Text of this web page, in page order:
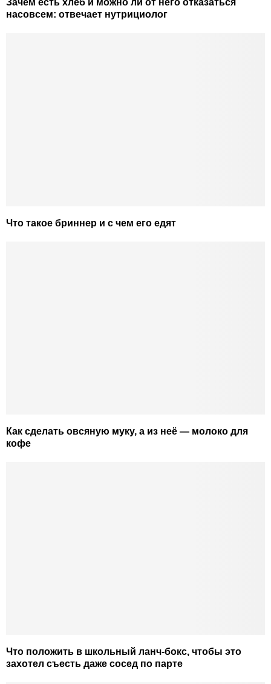
Зачем есть хлеб и можно ли от него отказаться
насовсем: отвечает нутрициолог
Что такое бриннер и с чем его едят
Как сделать овсяную муку, а из неё — молоко для
кофе
Что положить в школьный ланч-бокс, чтобы это
захотел съесть даже сосед по парте